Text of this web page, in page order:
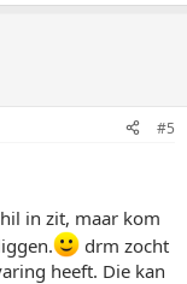
#5
in zit, maar kom
drm zocht
heeft. Die kan